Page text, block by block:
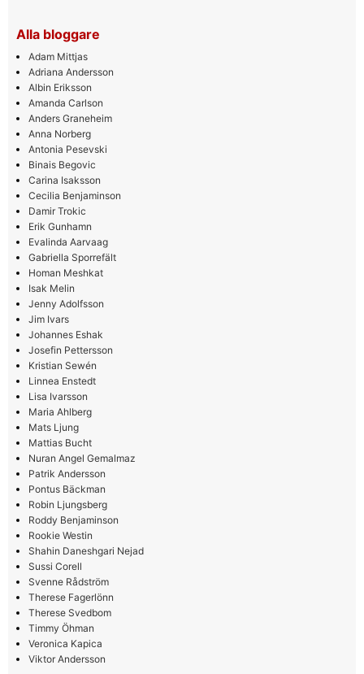
Alla bloggare
Adam Mittjas
Adriana Andersson
Albin Eriksson
Amanda Carlson
Anders Graneheim
Anna Norberg
Antonia Pesevski
Binais Begovic
Carina Isaksson
Cecilia Benjaminson
Damir Trokic
Erik Gunhamn
Evalinda Aarvaag
Gabriella Sporrefält
Homan Meshkat
Isak Melin
Jenny Adolfsson
Jim Ivars
Johannes Eshak
Josefin Pettersson
Kristian Sewén
Linnea Enstedt
Lisa Ivarsson
Maria Ahlberg
Mats Ljung
Mattias Bucht
Nuran Angel Gemalmaz
Patrik Andersson
Pontus Bäckman
Robin Ljungsberg
Roddy Benjaminson
Rookie Westin
Shahin Daneshgari Nejad
Sussi Corell
Svenne Rådström
Therese Fagerlönn
Therese Svedbom
Timmy Öhman
Veronica Kapica
Viktor Andersson